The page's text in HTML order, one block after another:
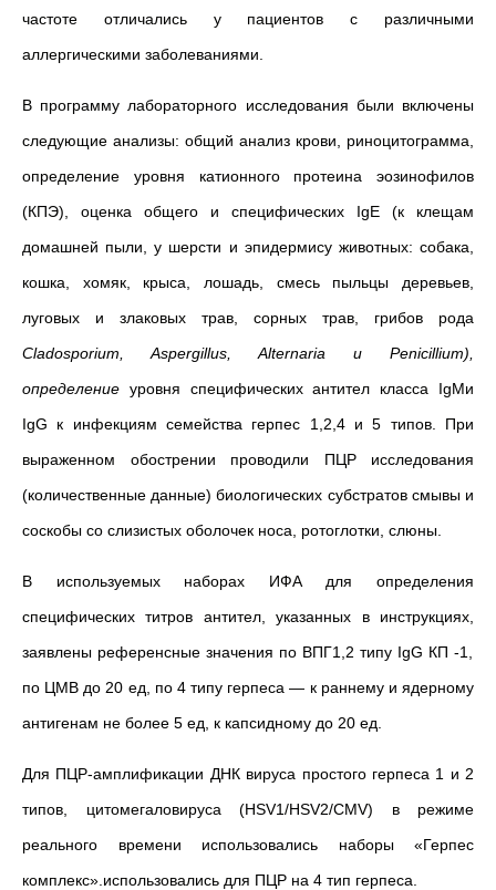
частоте отличались у пациентов с различными
аллергическими заболеваниями.
В программу лабораторного исследования были включены
следующие анализы: общий анализ крови, риноцитограмма,
определение уровня катионного протеина эозинофилов
(КПЭ), оценка общего и специфических IgE (к клещам
домашней пыли, у шерсти и эпидермису животных: собака,
кошка, хомяк, крыса, лошадь, смесь пыльцы деревьев,
луговых и злаковых трав, сорных трав, грибов рода
Cladosporium, Aspergillus, Alternaria и Penicillium),
определение уровня специфических антител класса IgMи
IgG к инфекциям семейства герпес 1,2,4 и 5 типов. При
выраженном обострении проводили ПЦР исследования
(количественные данные) биологических субстратов смывы и
соскобы со слизистых оболочек носа, ротоглотки, слюны.
В используемых наборах ИФА для определения
специфических титров антител, указанных в инструкциях,
заявлены референсные значения по ВПГ1,2 типу IgG КП -1,
по ЦМВ до 20 ед, по 4 типу герпеса— к раннему и ядерному
антигенам не более 5 ед, к капсидному до 20 ед.
Для ПЦР-амплификации ДНК вируса простого герпеса 1 и 2
типов, цитомегаловируса (HSV1/HSV2/CMV) в режиме
реального времени использовались наборы «Герпес
комплекс».использовались для ПЦР на 4 тип герпеса.